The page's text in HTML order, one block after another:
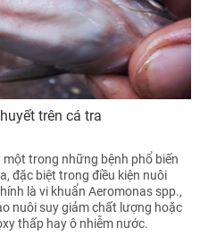
trên cá tra
trong những bệnh phổ biến
đặc biệt trong điều kiện nuôi
là vi khuẩn Aeromonas spp.,
nuôi suy giảm chất lượng hoặc
thấp hay ô nhiễm nước.